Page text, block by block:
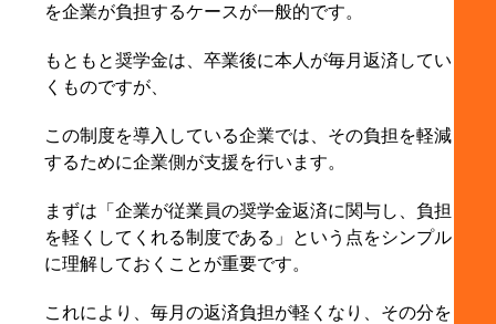
を企業が負担するケースが一般的です。
もともと奨学金は、卒業後に本人が毎月返済してい
くものですが、
この制度を導入している企業では、その負担を軽減
するために企業側が支援を行います。
まずは「企業が従業員の奨学金返済に関与し、負担
を軽くしてくれる制度である」という点をシンプル
に理解しておくことが重要です。
これにより、毎月の返済負担が軽くなり、その分を